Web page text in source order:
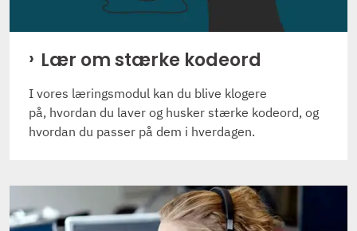
Lær om stærke kodeord
I vores læringsmodul kan du blive klogere
på, hvordan du laver og husker stærke kodeord, og
hvordan du passer på dem i hverdagen.